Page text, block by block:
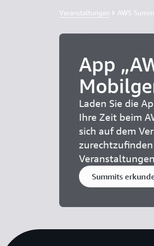
Veranstaltungen AWS
App
Laden Sie die
Ihre Zeit beim
sich auf dem
Summits